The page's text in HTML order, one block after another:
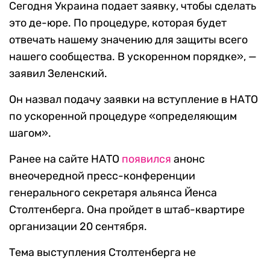
Сегодня Украина подает заявку, чтобы сделать
это де-юре. По процедуре, которая будет
отвечать нашему значению для защиты всего
нашего сообщества. В ускоренном порядке», —
заявил Зеленский.
Он назвал подачу заявки на вступление в НАТО
по ускоренной процедуре «определяющим
шагом».
Ранее на сайте НАТО появился анонс
внеочередной пресс-конференции
генерального секретаря альянса Йенса
Столтенберга. Она пройдет в штаб-квартире
организации 20 сентября.
Тема выступления Столтенберга не